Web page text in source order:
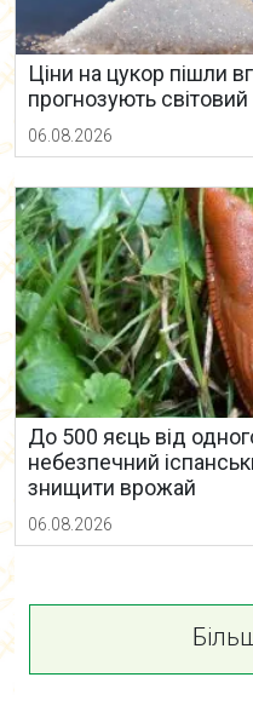
Ціни на цукор пішли
прогнозують
06.08.2026
До 500 яєць від
небезпечний
знищити врожай
06.08.2026